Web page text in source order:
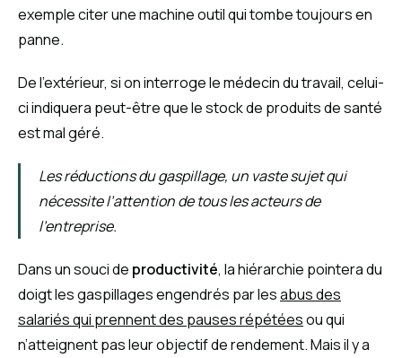
exemple citer une machine outil qui tombe toujours en
panne.
De l’extérieur, si on interroge le médecin du travail, celui-
ci indiquera peut-être que le stock de produits de santé
est mal géré.
Les réductions du gaspillage, un vaste sujet qui
nécessite l’attention de tous les acteurs de
l’entreprise.
Dans un souci de productivité, la hiérarchie pointera du
doigt les gaspillages engendrés par lesabus des
salariés qui prennent des pauses répétéesou qui
n’atteignent pas leur objectif de rendement. Mais il y a